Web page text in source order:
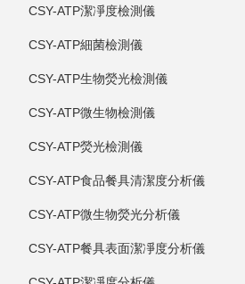
CSY-ATP潔凈度檢測儀
CSY-ATP細菌檢測儀
CSY-ATP生物熒光檢測儀
CSY-ATP微生物檢測儀
CSY-ATP熒光檢測儀
CSY-ATP食品餐具清潔度分析儀
CSY-ATP微生物熒光分析儀
CSY-ATP餐具表面潔凈度分析儀